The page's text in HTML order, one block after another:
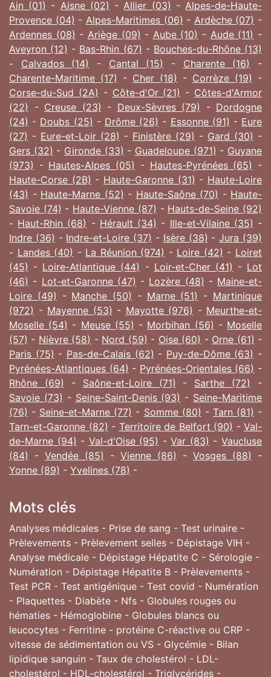
Ain (01) - Aisne (02) -Allier (03) -Alpes-de-Haute-
Provence (04) - Alpes-Maritimes (06) - Ardèche (07) -
Ardennes (08) - Ariège (09) - Aube (10) - Aude (11) -
Aveyron (12) - Bas-Rhin (67) - Bouches-du-Rhône (13)
- Calvados (14) - Cantal (15) - Charente (16)
-
Charente-Maritime (17) - Cher (18) - Corrèze (19) -
Corse-du-Sud (2A) - Côte-d'Or (21) - Côtes-d'Armor
(22) - Creuse (23) - Deux-Sèvres (79) - Dordogne
(24) - Doubs (25) - Drôme (26) - Essonne (91) - Eure
(27) - Eure-et-Loir (28) - Finistère (29) - Gard (30) -
Gers (32) - Gironde (33) - Guadeloupe (971) - Guyane
(973) - Hautes-Alpes (05) - Hautes-Pyrénées (65) -
Haute-Corse (2B) - Haute-Garonne (31) - Haute-Loire
(43) - Haute-Marne (52) - Haute-Saône (70) - Haute-
Savoie (74) - Haute-Vienne (87) - Hauts-de-Seine (92)
- Haut-Rhin (68) - Hérault (34) - Ille-et-Vilaine (35) -
Indre (36) - Indre-et-Loire (37) - Isère (38) -Jura (39)
- Landes (40) - La Réunion (974) - Loire (42) - Loiret
(45) - Loire-Atlantique (44) - Loir-et-Cher (41) - Lot
(46) - Lot-et-Garonne (47) - Lozère (48) - Maine-et-
Loire (49) - Manche (50) - Marne (51) - Martinique
(972) - Mayenne (53) - Mayotte (976) - Meurthe-et-
Moselle (54) - Meuse (55) - Morbihan (56) - Moselle
(57) - Nièvre (58) - Nord (59) - Oise (60) - Orne (61) -
Paris (75) - Pas-de-Calais (62) - Puy-de-Dôme (63) -
Pyrénées-Atlantiques (64) - Pyrénées-Orientales (66) -
Rhône (69) - Saône-et-Loire (71) - Sarthe (72)
-
Savoie (73) - Seine-Saint-Denis (93) - Seine-Maritime
(76) - Seine-et-Marne (77) - Somme (80) - Tarn (81) -
Tarn-et-Garonne (82) - Territoire de Belfort (90) - Val-
de-Marne (94) - Val-d'Oise (95) -Var (83) -Vaucluse
(84) - Vendée (85) - Vienne (86) - Vosges (88) -
Yonne (89) - Yvelines (78) -
Mots clés
Analyses médicales - Prise de sang - Test urinaire -
Prèlevements - Prèlevement selles - Dépistage VIH -
Analyse médicale - Dépistage Hépatite C - Sérologie -
Numération - Dépistage Hépatite B - Prèlevements -
Test PCR - Test antigénique - Test covid - Numération
- Plaquettes - Diabète - Nfs - Globules rouges ou
hématies - Hémoglobine - Globules blancs ou
leucocytes - Ferritine - protéine C-réactive ou CRP -
vitesse de sédimentation ou VS - Glycémie - Bilan
lipidique sanguin - Taux de cholestérol - LDL-
cholestérol - HDL-cholestérol - Triglycérides -